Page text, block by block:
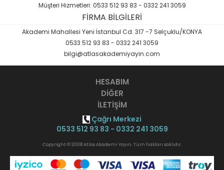
Müşteri Hizmetleri: 0533 512 93 83 - 0332 241 3059
FİRMA BİLGİLERİ
Akademi Mahallesi Yeni İstanbul Cd. 317 -7 Selçuklu/KONYA
0533 512 93 83 - 0332 241 3059
bilgi@atlasakademiyayin.com
HESABIM
DİĞER
İLETİŞİM
Çağrı Merkezi
0533 512 93 83 - 0332 241 3059
Copyright © 2008 Atlas Akademi Yayın. Tüm hakları saklıdır.